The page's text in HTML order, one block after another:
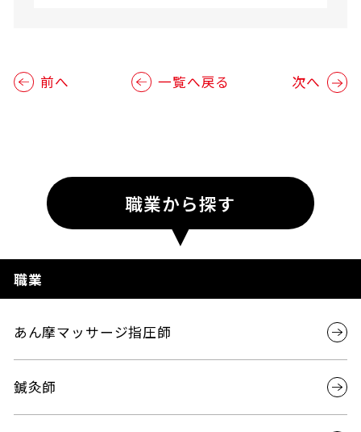
前へ 一覧へ戻る 次へ
職業から探す
職業
あん摩マッサージ指圧師
鍼灸師